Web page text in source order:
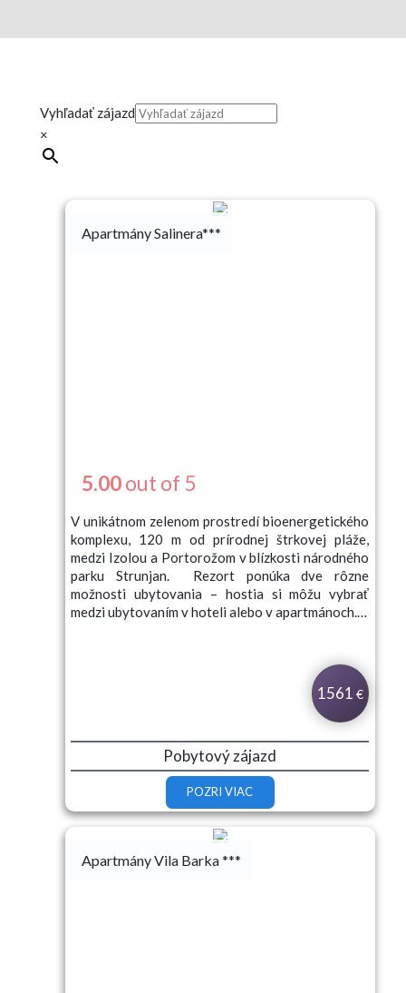
Vyhľadať zájazd
×
Apartmány Salinera***
5.00out of 5
V unikátnom zelenom prostredí bioenergetického
komplexu, 120 m od prírodnej štrkovej pláže,
medzi Izolou a Portorožom v blízkosti národného
parku Strunjan. Rezort ponúka dve rôzne
možnosti ubytovania – hostia si môžu vybrať
medzi ubytovaním v hoteli alebo v apartmánoch.…
1561 €
Pobytový zájazd
POZRI VIAC
Apartmány Vila Barka ***